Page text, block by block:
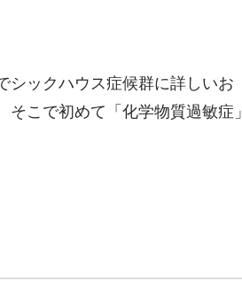
シックハウス症候群に詳しいお
こで初めて「化学物質過敏症」